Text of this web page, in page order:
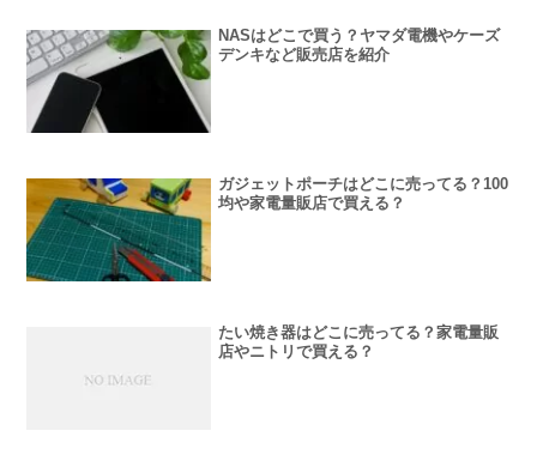
NASはどこで買う？ヤマダ電機やケーズ
デンキなど販売店を紹介
ガジェットポーチはどこに売ってる？100
均や家電量販店で買える？
たい焼き器はどこに売ってる？家電量販
店やニトリで買える？